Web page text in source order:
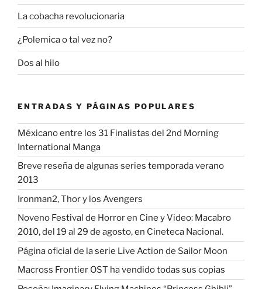
La cobacha revolucionaria
¿Polemica o tal vez no?
Dos al hilo
ENTRADAS Y PÁGINAS POPULARES
Méxicano entre los 31 Finalistas del 2nd Morning
International Manga
Breve reseña de algunas series temporada verano
2013
Ironman2, Thor y los Avengers
Noveno Festival de Horror en Cine y Video: Macabro
2010, del 19 al 29 de agosto, en Cineteca Nacional.
Página oficial de la serie Live Action de Sailor Moon
Macross Frontier OST ha vendido todas sus copias